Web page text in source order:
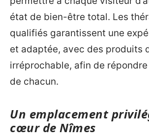
état de bien-être total. Les
qualifiés garantissent une
et adaptée, avec des produits
irréprochable, afin de
de chacun.
Un emplacement
cœur de Nîmes